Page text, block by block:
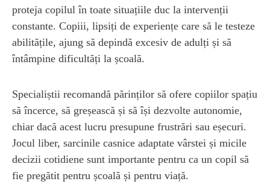
proteja copilul în toate situațiile duc la intervenții
constante. Copiii, lipsiți de experiențe care să le testeze
abilitățile, ajung să depindă excesiv de adulți și să
întâmpine dificultăți la școală.
Specialiștii recomandă părinților să ofere copiilor spațiu
să încerce, să greșească și să își dezvolte autonomie,
chiar dacă acest lucru presupune frustrări sau eșecuri.
Jocul liber, sarcinile casnice adaptate vârstei și micile
decizii cotidiene sunt importante pentru ca un copil să
fie pregătit pentru școală și pentru viață.